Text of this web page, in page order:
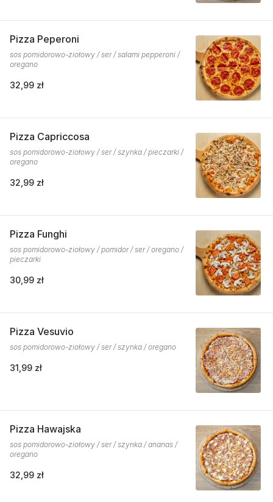
Pizza Peperoni
sos pomidorowo-ziołowy / ser / salami pepperoni /
oregano
32,99 zł
Pizza Capriccosa
sos pomidorowo-ziołowy / ser / szynka / pieczarki /
oregano
32,99 zł
Pizza Funghi
sos pomidorowo-ziołowy / pomidor / ser / oregano /
pieczarki
30,99 zł
Pizza Vesuvio
sos pomidorowo-ziołowy / ser / szynka / oregano
31,99 zł
Pizza Hawajska
sos pomidorowo-ziołowy / ser / szynka / ananas /
oregano
32,99 zł